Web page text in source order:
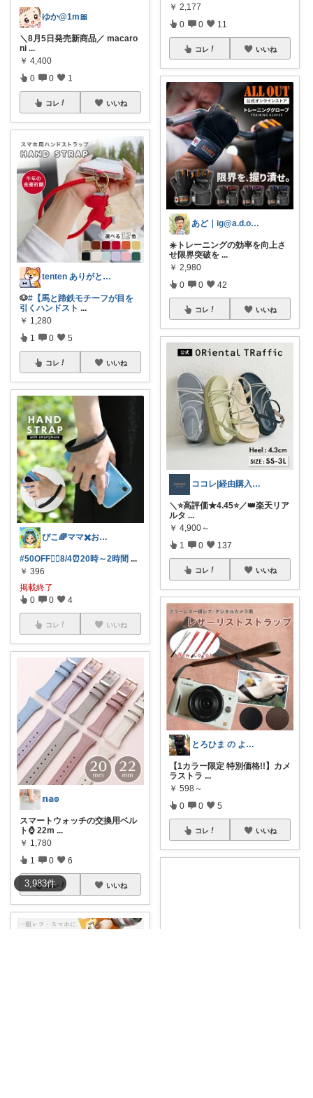
3,983件
ゆか@1m🎀
＼8月5日発売新商品／ macaro
ni ...
￥ 4,400
0 0 1
コレ いいね
tenten ありがとうございます。😃
🐶#【馬と蹄鉄モチーフが目を
引くハンドスト ...
￥ 1,280
1 0 5
コレ いいね
ぴこ🌈ママ✖️お洒落✖️お得
#50OFF❤️‍🔥8/4⏰20時～2時間 ...
￥ 396
掲載終了
0 0 4
コレ いいね
𝕟𝕒𝕠
スマートウォッチの交換用ベル
ト⌚️ 22m ...
￥ 1,780
1 0 6
コレ いいね
￥ 2,177
0 0 11
コレ いいね
あど｜ig@a.d.o_protein
☀️トレーニングの効率を向上さ
せ限界突破を ...
￥ 2,980
0 0 42
コレ いいね
ココレ|経由購入ありがとうございます🌷
＼⭐️高評価★4.45⭐️／👑楽天リア
ルタ ...
￥ 4,900～
1 0 137
コレ いいね
とろひま の よろず屋～お得な商品たち～
【1カラー限定 特別価格!!】カメ
ラストラ ...
￥ 598～
0 0 5
コレ いいね